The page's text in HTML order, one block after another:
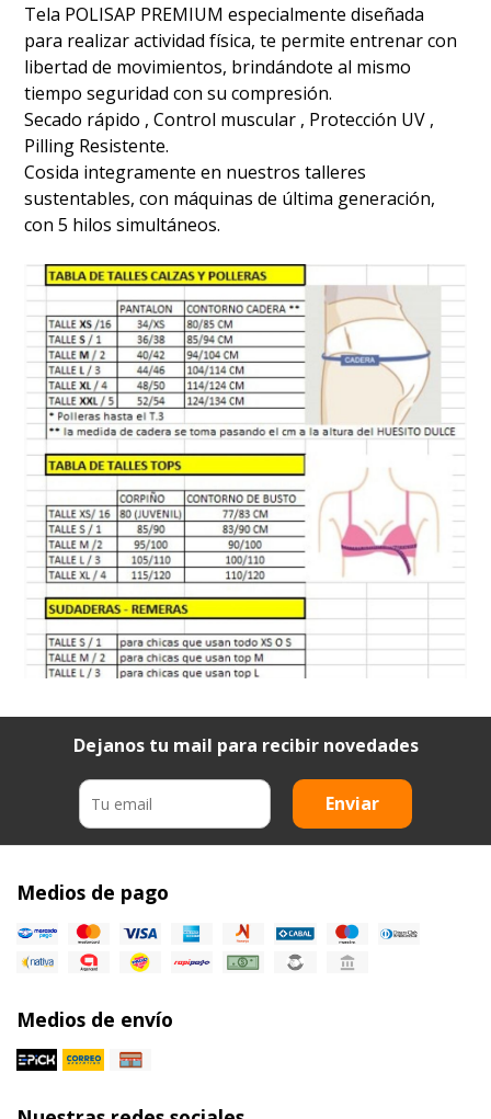
Tela POLISAP PREMIUM especialmente diseñada
para realizar actividad física, te permite entrenar con
libertad de movimientos, brindándote al mismo
tiempo seguridad con su compresión.
Secado rápido , Control muscular , Protección UV ,
Pilling Resistente.
Cosida integramente en nuestros talleres
sustentables, con máquinas de última generación,
con 5 hilos simultáneos.
Dejanos tu mail para recibir novedades
Enviar
Medios de pago
Medios de envío